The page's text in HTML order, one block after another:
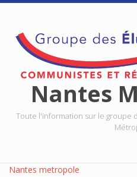
Aller au contenu principal
Nantes
Toute l'information sur le groupe
Nantes metropole